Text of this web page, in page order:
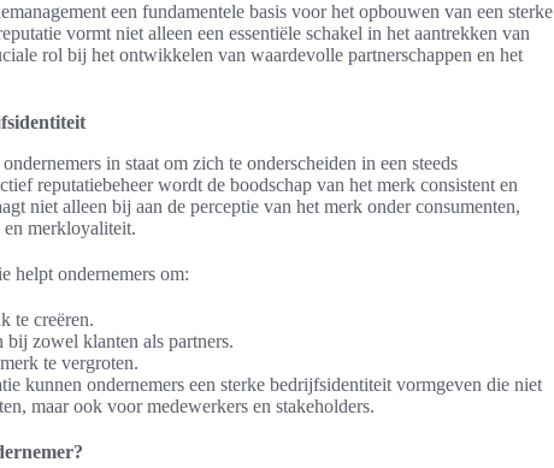
een fundamentele basis voor het opbouwen van een sterke
vormt niet alleen een essentiële schakel in het aantrekken van
rol bij het ontwikkelen van waardevolle partnerschappen en het
in staat om zich te onderscheiden in een steeds
reputatiebeheer wordt de boodschap van het merk consistent en
niet alleen bij aan de perceptie van het merk onder consumenten,
en merkloyaliteit.
helpt ondernemers om:
te creëren.
zowel klanten als partners.
te vergroten.
kunnen ondernemers een sterke bedrijfsidentiteit vormgeven die niet
maar ook voor medewerkers en stakeholders.